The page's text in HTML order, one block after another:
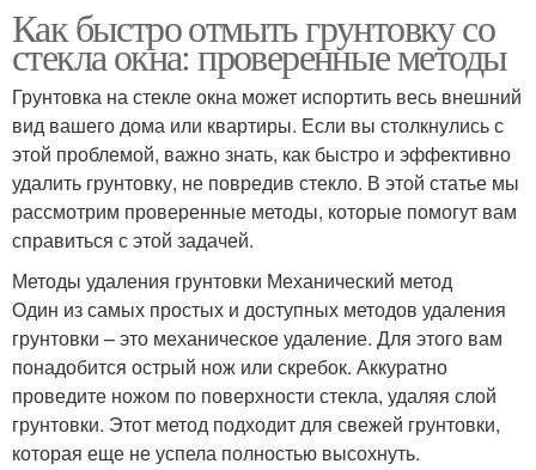
Как быстро отмыть грунтовку со
стекла окна: проверенные методы
Грунтовка на стекле окна может испортить весь внешний
вид вашего дома или квартиры. Если вы столкнулись с
этой проблемой, важно знать, как быстро и эффективно
удалить грунтовку, не повредив стекло. В этой статье мы
рассмотрим проверенные методы, которые помогут вам
справиться с этой задачей.
Методы удаления грунтовки Механический метод
Один из самых простых и доступных методов удаления
грунтовки – это механическое удаление. Для этого вам
понадобится острый нож или скребок. Аккуратно
проведите ножом по поверхности стекла, удаляя слой
грунтовки. Этот метод подходит для свежей грунтовки,
которая еще не успела полностью высохнуть.